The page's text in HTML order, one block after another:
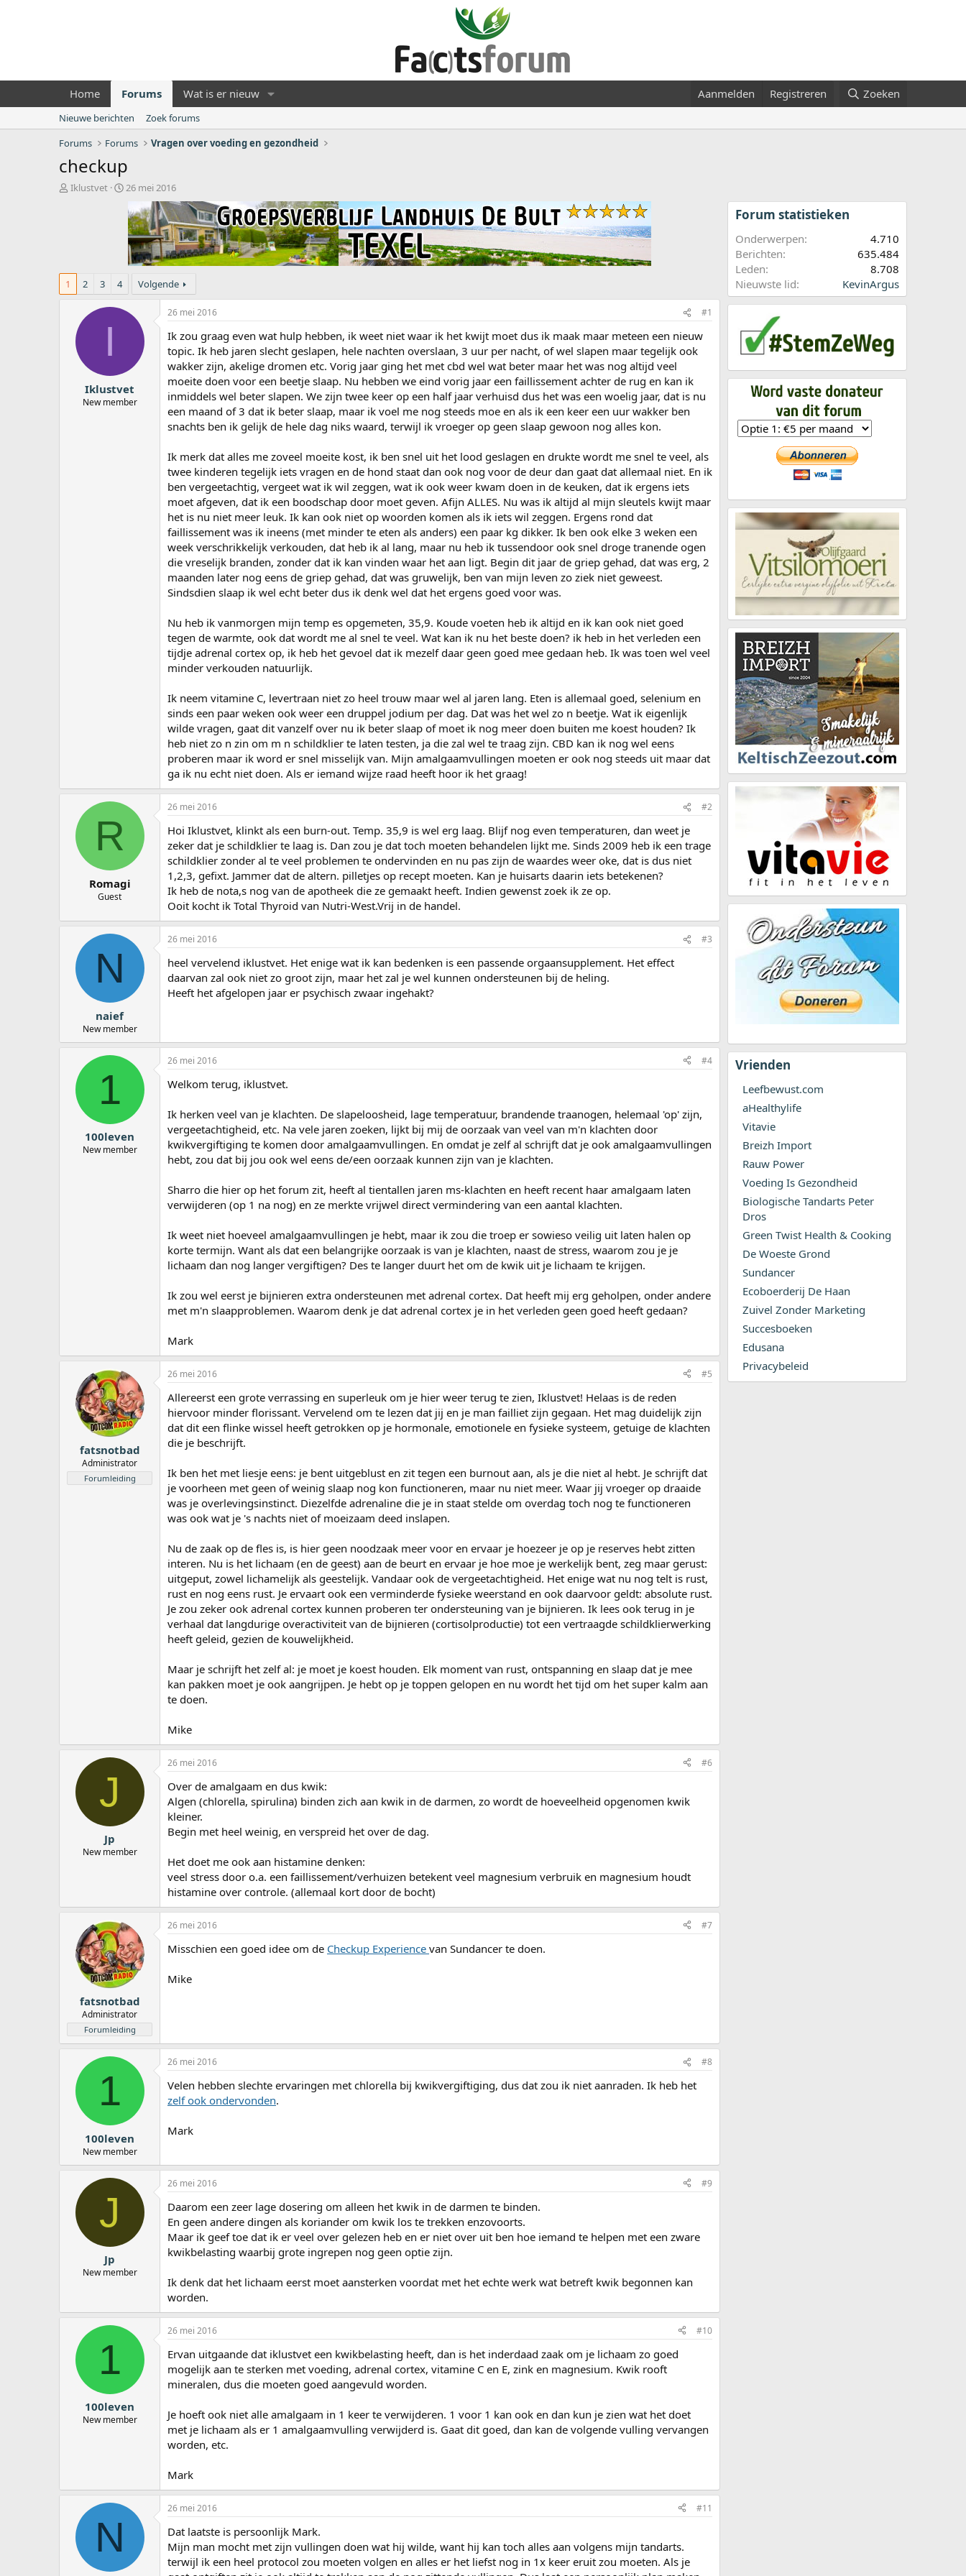
Home Forums Wat is er nieuw Aanmelden Registreren Zoeken
Nieuwe berichten
Zoek forums
Forums
Forums Vragen over voeding en gezondheid
checkup
O
r
Iklustvet
S
a
r
t
d
a
26 mei 2016
1 2 3 4 Volgende
I
Iklustvet
New member
26 mei 2016 #1
Ik zou graag even wat hulp hebben, ik weet niet waar ik het kwijt moet dus ik maak maar meteen een nieuw
topic. Ik heb jaren slecht geslapen, hele nachten overslaan, 3 uur per nacht, of wel slapen maar tegelijk ook
wakker zijn, akelige dromen etc. Vorig jaar ging het met cbd wel wat beter maar het was nog altijd veel
moeite doen voor een beetje slaap. Nu hebben we eind vorig jaar een faillissement achter de rug en kan ik
inmiddels wel beter slapen. We zijn twee keer op een half jaar verhuisd dus het was een woelig jaar, dat is nu
een maand of 3 dat ik beter slaap, maar ik voel me nog steeds moe en als ik een keer een uur wakker ben
snachts ben ik gelijk de hele dag niks waard, terwijl ik vroeger op geen slaap gewoon nog alles kon.
Ik merk dat alles me zoveel moeite kost, ik ben snel uit het lood geslagen en drukte wordt me snel te veel, als
twee kinderen tegelijk iets vragen en de hond staat dan ook nog voor de deur dan gaat dat allemaal niet. En ik
ben vergeetachtig, vergeet wat ik wil zeggen, wat ik ook weer kwam doen in de keuken, dat ik ergens iets
moet afgeven, dat ik een boodschap door moet geven. Afijn ALLES. Nu was ik altijd al mijn sleutels kwijt maar
het is nu niet meer leuk. Ik kan ook niet op woorden komen als ik iets wil zeggen. Ergens rond dat
faillissement was ik ineens (met minder te eten als anders) een paar kg dikker. Ik ben ook elke 3 weken een
week verschrikkelijk verkouden, dat heb ik al lang, maar nu heb ik tussendoor ook snel droge tranende ogen
die vreselijk branden, zonder dat ik kan vinden waar het aan ligt. Begin dit jaar de griep gehad, dat was erg, 2
maanden later nog eens de griep gehad, dat was gruwelijk, ben van mijn leven zo ziek niet geweest.
Sindsdien slaap ik wel echt beter dus ik denk wel dat het ergens goed voor was.
Nu heb ik vanmorgen mijn temp es opgemeten, 35,9. Koude voeten heb ik altijd en ik kan ook niet goed
tegen de warmte, ook dat wordt me al snel te veel. Wat kan ik nu het beste doen? ik heb in het verleden een
tijdje adrenal cortex op, ik heb het gevoel dat ik mezelf daar geen goed mee gedaan heb. Ik was toen wel veel
minder verkouden natuurlijk.
Ik neem vitamine C, levertraan niet zo heel trouw maar wel al jaren lang. Eten is allemaal goed, selenium en
sinds een paar weken ook weer een druppel jodium per dag. Dat was het wel zo n beetje. Wat ik eigenlijk
wilde vragen, gaat dit vanzelf over nu ik beter slaap of moet ik nog meer doen buiten me koest houden? Ik
heb niet zo n zin om m n schildklier te laten testen, ja die zal wel te traag zijn. CBD kan ik nog wel eens
proberen maar ik word er snel misselijk van. Mijn amalgaamvullingen moeten er ook nog steeds uit maar dat
ga ik nu echt niet doen. Als er iemand wijze raad heeft hoor ik het graag!
R
Romagi
Guest
26 mei 2016 #2
Hoi Iklustvet, klinkt als een burn-out. Temp. 35,9 is wel erg laag. Blijf nog even temperaturen, dan weet je
zeker dat je schildklier te laag is. Dan zou je dat toch moeten behandelen lijkt me. Sinds 2009 heb ik een trage
schildklier zonder al te veel problemen te ondervinden en nu pas zijn de waardes weer oke, dat is dus niet
1,2,3, gefixt. Jammer dat de altern. pilletjes op recept moeten. Kan je huisarts daarin iets betekenen?
Ik heb de nota,s nog van de apotheek die ze gemaakt heeft. Indien gewenst zoek ik ze op.
Ooit kocht ik Total Thyroid van Nutri-West.Vrij in de handel.
N
naief
New member
26 mei 2016 #3
heel vervelend iklustvet. Het enige wat ik kan bedenken is een passende orgaansupplement. Het effect
daarvan zal ook niet zo groot zijn, maar het zal je wel kunnen ondersteunen bij de heling.
Heeft het afgelopen jaar er psychisch zwaar ingehakt?
1
100leven
New member
26 mei 2016 #4
Welkom terug, iklustvet.
Ik herken veel van je klachten. De slapeloosheid, lage temperatuur, brandende traanogen, helemaal 'op' zijn,
vergeetachtigheid, etc. Na vele jaren zoeken, lijkt bij mij de oorzaak van veel van m'n klachten door
kwikvergiftiging te komen door amalgaamvullingen. En omdat je zelf al schrijft dat je ook amalgaamvullingen
hebt, zou dat bij jou ook wel eens de/een oorzaak kunnen zijn van je klachten.
Sharro die hier op het forum zit, heeft al tientallen jaren ms-klachten en heeft recent haar amalgaam laten
verwijderen (op 1 na nog) en ze merkte vrijwel direct vermindering van een aantal klachten.
Ik weet niet hoeveel amalgaamvullingen je hebt, maar ik zou die troep er sowieso veilig uit laten halen op
korte termijn. Want als dat een belangrijke oorzaak is van je klachten, naast de stress, waarom zou je je
lichaam dan nog langer vergiftigen? Des te langer duurt het om de kwik uit je lichaam te krijgen.
Ik zou wel eerst je bijnieren extra ondersteunen met adrenal cortex. Dat heeft mij erg geholpen, onder andere
met m'n slaapproblemen. Waarom denk je dat adrenal cortex je in het verleden geen goed heeft gedaan?
Mark
fatsnotbad
Administrator
Forumleiding
26 mei 2016 #5
Allereerst een grote verrassing en superleuk om je hier weer terug te zien, Iklustvet! Helaas is de reden
hiervoor minder florissant. Vervelend om te lezen dat jij en je man failliet zijn gegaan. Het mag duidelijk zijn
dat dit een flinke wissel heeft getrokken op je hormonale, emotionele en fysieke systeem, getuige de klachten
die je beschrijft.
Ik ben het met liesje eens: je bent uitgeblust en zit tegen een burnout aan, als je die niet al hebt. Je schrijft dat
je voorheen met geen of weinig slaap nog kon functioneren, maar nu niet meer. Waar jij vroeger op draaide
was je overlevingsinstinct. Diezelfde adrenaline die je in staat stelde om overdag toch nog te functioneren
was ook wat je 's nachts niet of moeizaam deed inslapen.
Nu de zaak op de fles is, is hier geen noodzaak meer voor en ervaar je hoezeer je op je reserves hebt zitten
interen. Nu is het lichaam (en de geest) aan de beurt en ervaar je hoe moe je werkelijk bent, zeg maar gerust:
uitgeput, zowel lichamelijk als geestelijk. Vandaar ook de vergeetachtigheid. Het enige wat nu nog telt is rust,
rust en nog eens rust. Je ervaart ook een verminderde fysieke weerstand en ook daarvoor geldt: absolute rust.
Je zou zeker ook adrenal cortex kunnen proberen ter ondersteuning van je bijnieren. Ik lees ook terug in je
verhaal dat langdurige overactiviteit van de bijnieren (cortisolproductie) tot een vertraagde schildklierwerking
heeft geleid, gezien de kouwelijkheid.
Maar je schrijft het zelf al: je moet je koest houden. Elk moment van rust, ontspanning en slaap dat je mee
kan pakken moet je ook aangrijpen. Je hebt op je toppen gelopen en nu wordt het tijd om het super kalm aan
te doen.
Mike
J
Jp
New member
26 mei 2016 #6
Over de amalgaam en dus kwik:
Algen (chlorella, spirulina) binden zich aan kwik in de darmen, zo wordt de hoeveelheid opgenomen kwik
kleiner.
Begin met heel weinig, en verspreid het over de dag.
Het doet me ook aan histamine denken:
veel stress door o.a. een faillissement/verhuizen betekent veel magnesium verbruik en magnesium houdt
histamine over controle. (allemaal kort door de bocht)
fatsnotbad
Administrator
Forumleiding
26 mei 2016 #7
Misschien een goed idee om de Checkup Experience van Sundancer te doen.
Mike
1
100leven
New member
26 mei 2016 #8
Velen hebben slechte ervaringen met chlorella bij kwikvergiftiging, dus dat zou ik niet aanraden. Ik heb het
zelf ook ondervonden.
Mark
J
Jp
New member
26 mei 2016 #9
Daarom een zeer lage dosering om alleen het kwik in de darmen te binden.
En geen andere dingen als koriander om kwik los te trekken enzovoorts.
Maar ik geef toe dat ik er veel over gelezen heb en er niet over uit ben hoe iemand te helpen met een zware
kwikbelasting waarbij grote ingrepen nog geen optie zijn.
Ik denk dat het lichaam eerst moet aansterken voordat met het echte werk wat betreft kwik begonnen kan
worden.
1
100leven
New member
26 mei 2016 #10
Ervan uitgaande dat iklustvet een kwikbelasting heeft, dan is het inderdaad zaak om je lichaam zo goed
mogelijk aan te sterken met voeding, adrenal cortex, vitamine C en E, zink en magnesium. Kwik rooft
mineralen, dus die moeten goed aangevuld worden.
Je hoeft ook niet alle amalgaam in 1 keer te verwijderen. 1 voor 1 kan ook en dan kun je zien wat het doet
met je lichaam als er 1 amalgaamvulling verwijderd is. Gaat dit goed, dan kan de volgende vulling vervangen
worden, etc.
Mark
N
26 mei 2016 #11
Dat laatste is persoonlijk Mark.
Mijn man mocht met zijn vullingen doen wat hij wilde, want hij kan toch alles aan volgens mijn tandarts.
terwijl ik een heel protocol zou moeten volgen en alles er het liefst nog in 1x keer eruit zou moeten. Als je
Forum statistieken
Onderwerpen
4.710
Berichten
635.484
Leden
8.708
Nieuwste lid
KevinArgus
Vrienden
Leefbewust.com
aHealthylife
Vitavie
Breizh Import
Rauw Power
Voeding Is Gezondheid
Biologische Tandarts Peter
Dros
Green Twist Health & Cooking
De Woeste Grond
Sundancer
Ecoboerderij De Haan
Zuivel Zonder Marketing
Succesboeken
Edusana
Privacybeleid